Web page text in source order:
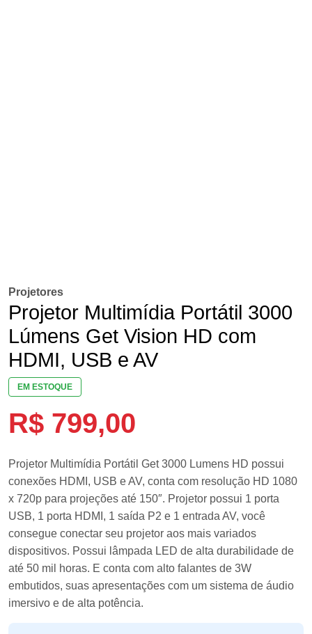
Projetores
Projetor Multimídia Portátil 3000
Lúmens Get Vision HD com
HDMI, USB e AV
EM ESTOQUE
R$ 799,00
Projetor Multimídia Portátil Get 3000 Lumens HD possui
conexões HDMI, USB e AV, conta com resolução HD 1080
x 720p para projeções até 150″. Projetor possui 1 porta
USB, 1 porta HDMI, 1 saída P2 e 1 entrada AV, você
consegue conectar seu projetor aos mais variados
dispositivos. Possui lâmpada LED de alta durabilidade de
até 50 mil horas. E conta com alto falantes de 3W
embutidos, suas apresentações com um sistema de áudio
imersivo e de alta potência.